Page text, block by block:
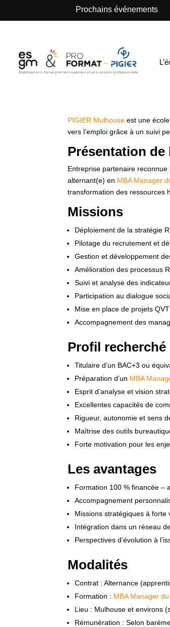
Prochains événements
Manager
en
PIGIER Mulhouse est une
vers l’emploi grâce à un suivi
Présentation de
Entreprise partenaire
alternant(e) en MBA Manager
transformation des ressources
Missions
Déploiement de la stratégie
Pilotage du recrutement et
Gestion et développement
Amélioration des processus
Suivi et analyse des
Participation au dialogue
Mise en place de projets
Accompagnement des
Profil recherché
Titulaire d’un BAC+3 ou
Préparation d’un MBA
Esprit d’analyse et vision
Excellentes capacités de
Rigueur, autonomie et sens
Maîtrise des outils
Forte motivation pour les
Les avantages
Formation 100 % financée –
Accompagnement
Missions stratégiques à forte
Intégration dans un réseau
Perspectives d’évolution à
Modalités
Contrat : Alternance
Formation : MBA Manager
Lieu : Mulhouse et environs
Rémunération : Selon